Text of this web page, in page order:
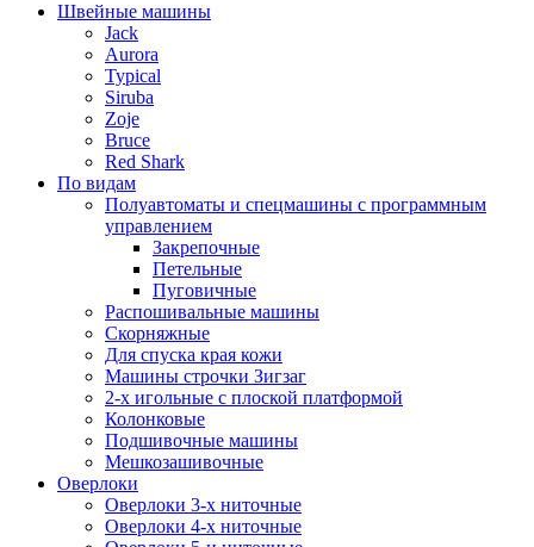
Швейные машины
Jack
Aurora
Typical
Siruba
Zoje
Bruce
Red Shark
По видам
Полуавтоматы и спецмашины с программным
управлением
Закрепочные
Петельные
Пуговичные
Распошивальные машины
Скорняжные
Для спуска края кожи
Машины строчки Зигзаг
2-х игольные с плоской платформой
Колонковые
Подшивочные машины
Мешкозашивочные
Оверлоки
Оверлоки 3-х ниточные
Оверлоки 4-х ниточные